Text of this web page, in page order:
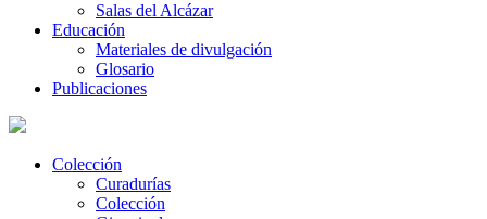
Salas del Alcázar
Educación
Materiales de divulgación
Glosario
Publicaciones
Colección
Curadurías
Colección